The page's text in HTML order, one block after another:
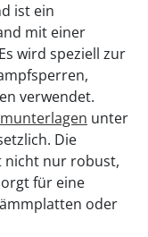
ist ein
mit einer
wird speziell zur
verwendet.
unter
Die
nicht nur robust,
für eine
oder